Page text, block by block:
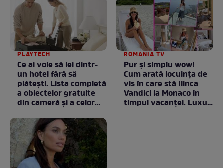
PLAYTECH
Ce ai voie să iei dintr-
un hotel fără să
plătești. Lista completă
a obiectelor gratuite
din cameră și a celor
proprietatea unității
ROMANIA TV
Pur și simplu wow!
Cum arată locuința de
vis în care stă Ilinca
Vandici la Monaco în
timpul vacanței. Luxul